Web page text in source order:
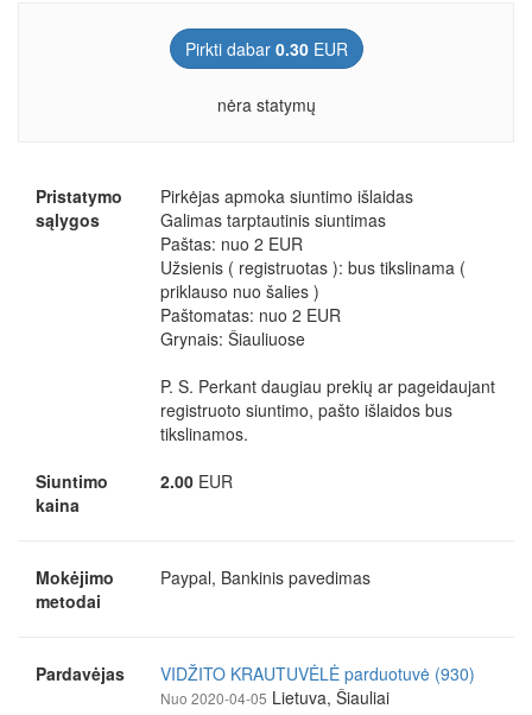
Pirkti dabar 0.30EUR
nėra statymų
Pristatymo
sąlygos
Pirkėjas apmoka siuntimo išlaidas
Galimas tarptautinis siuntimas
Paštas: nuo 2 EUR
Užsienis ( registruotas ): bus tikslinama (
priklauso nuo šalies )
Paštomatas: nuo 2 EUR
Grynais: Šiauliuose
P. S. Perkant daugiau prekių ar pageidaujant
registruoto siuntimo, pašto išlaidos bus
tikslinamos.
Siuntimo
kaina
2.00EUR
Mokėjimo
metodai
Paypal, Bankinis pavedimas
Pardavėjas VIDŽITO KRAUTUVĖLĖ parduotuvė (930)
Nuo 2020-04-05 Lietuva, Šiauliai